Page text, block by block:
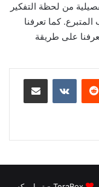
من لحظة التفكير
كما تعرفنا
على طريقة
مشاركة عبر البريد